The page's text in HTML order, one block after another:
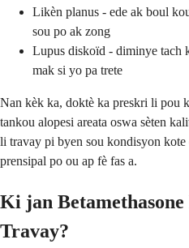
Likèn planus - ede ak boul
sou po ak zong
Lupus diskoïd - diminye tach
mak si yo pa trete
Nan kèk ka, doktè ka preskri li pou
tankou alopesi areata oswa sèten
li travay pi byen sou kondisyon
prensipal po ou ap fè fas a.
Ki jan
Travay?